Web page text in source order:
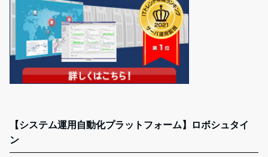
【システム運用自動化プラットフォーム】ロボシュタイ
ン